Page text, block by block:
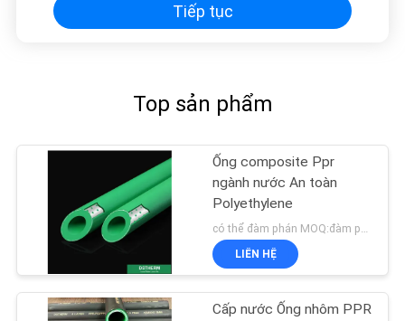
Tiếp tục
Top sản phẩm
Ống composite Ppr
ngành nước An toàn
Polyethylene
LIÊN HỆ
Cấp nước Ống nhôm PPR